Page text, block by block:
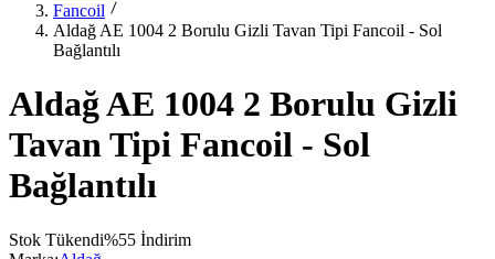
Fancoil
Aldağ AE 1004 2 Borulu Gizli Tavan Tipi Fancoil - Sol
Bağlantılı
Aldağ AE 1004 2 Borulu Gizli
Tavan Tipi Fancoil - Sol
Bağlantılı
Stok Tükendi%55 İndirim